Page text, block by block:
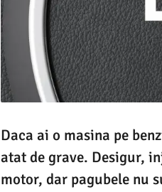
Daca ai o masina pe
atat de grave. Desigur,
motor, dar pagubele nu